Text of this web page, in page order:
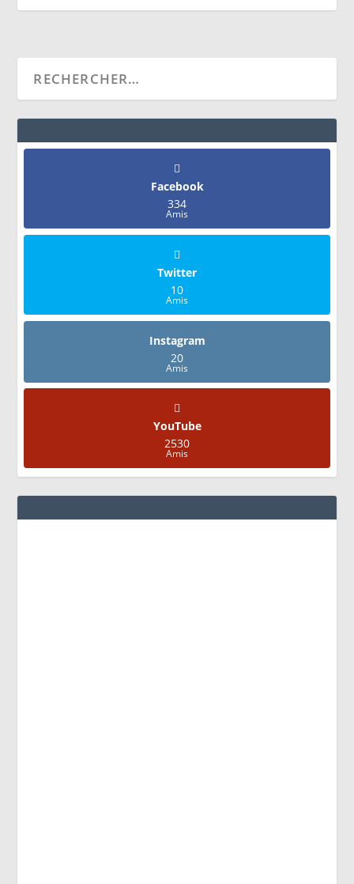
Facebook
334
Amis
Twitter
10
Amis
Instagram
20
Amis
YouTube
2530
Amis